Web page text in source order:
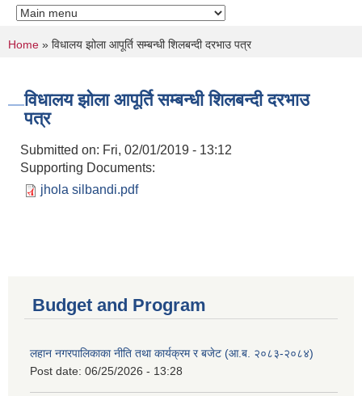
You are here
Home » विधालय झोला आपूर्ति सम्बन्धी शिलबन्दी दरभाउ पत्र
विधालय झोला आपूर्ति सम्बन्धी शिलबन्दी दरभाउ
पत्र
Submitted on: Fri, 02/01/2019 - 13:12
Supporting Documents:
jhola silbandi.pdf
Budget and Program
लहान नगरपालिकाका नीति तथा कार्यक्रम र बजेट (आ.ब. २०८३-२०८४)
Post date: 06/25/2026 - 13:28